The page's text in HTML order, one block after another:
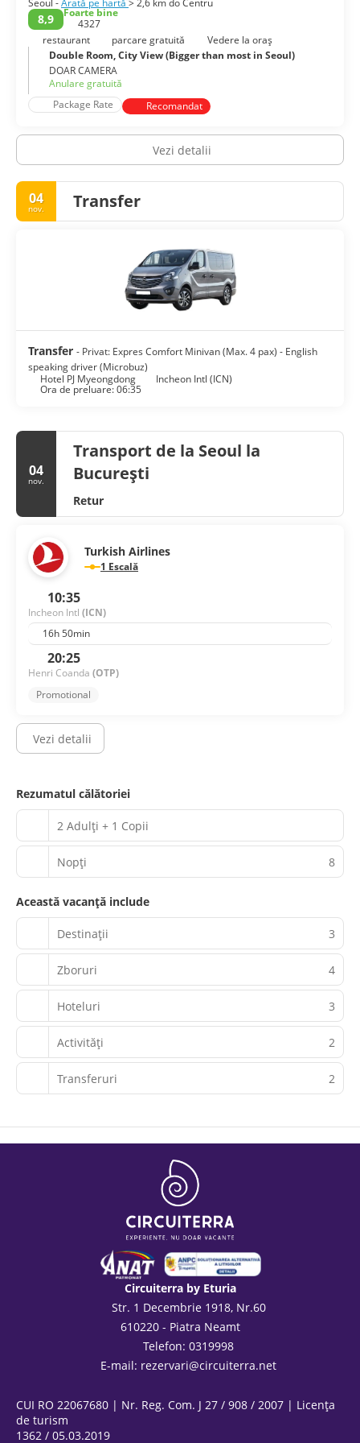
Emoționant și colorat, tradițional și modern, Seoul nu este
niciodată plictisitor.
Seoul -Arată pe hartă> 2,6 km do Centru
8,9
Foarte bine
4327
restaurant
parcare gratuită
Vedere la oraș
Double Room, City View (Bigger than most in Seoul)
DOAR CAMERA
Anulare gratuită
Package Rate
Recomandat
Vezi detalii
04
nov. Transfer
Transfer - Privat: Expres Comfort Minivan (Max. 4 pax) - English
speaking driver (Microbuz)
Hotel PJ Myeongdong
Incheon Intl (ICN)
Ora de preluare: 06:35
04
nov.
Transport de la Seoul la
București
Retur
Turkish Airlines
1 Escală
10:35
Incheon Intl (ICN)
16h 50min
20:25
Henri Coanda (OTP)
Promotional
Vezi detalii
Rezumatul călătoriei
2 Adulți + 1 Copii
Nopţi 8
Această vacanță include
Destinații 3
Zboruri 4
Hoteluri 3
Activităţi 2
Transferuri 2
Circuiterra by Eturia
Str. 1 Decembrie 1918, Nr.60
610220 - Piatra Neamt
Telefon: 0319998
E-mail: rezervari@circuiterra.net
CUI RO 22067680 | Nr. Reg. Com. J 27 / 908 / 2007 | Licența
de turism
1362 / 05.03.2019